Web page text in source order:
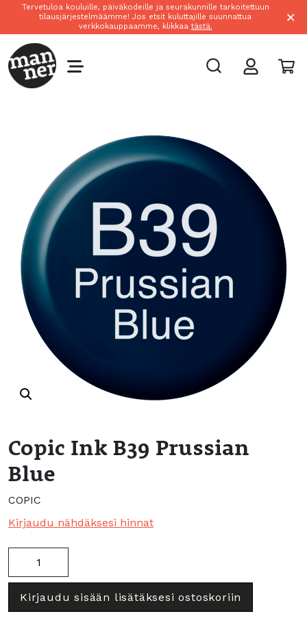
Tervetuloa kouluille, päiväkodeille ja seurakunnille tarkoitettuun
tilausjärjestelmäämme! Jos etsit kuluttajille suunnattua
verkkokauppaamme, klikkaa tästä. ×
Copic Ink B39 Prussian
Blue
COPIC
Kirjaudu nähdäksesi hinnat
Prussian
Kirjaudu sisään lisätäksesi ostoskoriin